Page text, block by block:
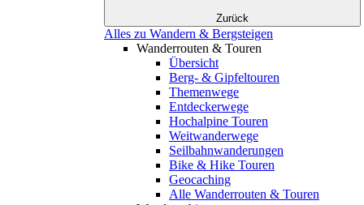
Zurück
Alles zu Wandern & Bergsteigen
Wanderrouten & Touren
Übersicht
Berg- & Gipfeltouren
Themenwege
Entdeckerwege
Hochalpine Touren
Weitwanderwege
Seilbahnwanderungen
Bike & Hike Touren
Geocaching
Alle Wanderrouten & Touren